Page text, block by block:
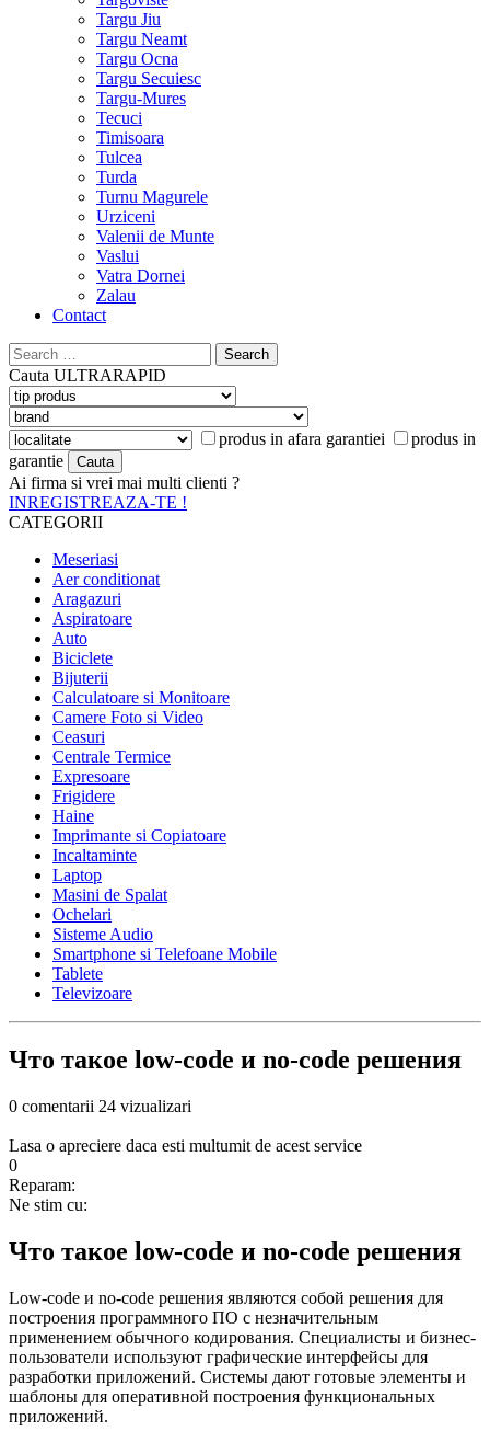
Targu Jiu
Targu Neamt
Targu Ocna
Targu Secuiesc
Targu-Mures
Tecuci
Timisoara
Tulcea
Turda
Turnu Magurele
Urziceni
Valenii de Munte
Vaslui
Vatra Dornei
Zalau
Contact
Search
for:
Cauta ULTRARAPID
produs in afara garantiei
produs in
garantie
Ai firma si vrei mai multi clienti ?
INREGISTREAZA-TE !
CATEGORII
Meseriasi
Aer conditionat
Aragazuri
Aspiratoare
Auto
Biciclete
Bijuterii
Calculatoare si Monitoare
Camere Foto si Video
Ceasuri
Centrale Termice
Expresoare
Frigidere
Haine
Imprimante si Copiatoare
Incaltaminte
Laptop
Masini de Spalat
Ochelari
Sisteme Audio
Smartphone si Telefoane Mobile
Tablete
Televizoare
Что такое low-code и no-code решения
0 comentarii 24 vizualizari
Lasa o apreciere daca esti multumit de acest service
0
Reparam:
Ne stim cu:
Что такое low-code и no-code решения
Low-code и no-code решения являются собой решения для
построения программного ПО с незначительным
применением обычного кодирования. Специалисты и бизнес-
пользователи используют графические интерфейсы для
разработки приложений. Системы дают готовые элементы и
шаблоны для оперативной построения функциональных
приложений.